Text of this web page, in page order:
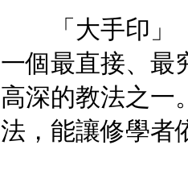
「大手印」（
一個最直接、最
高深的教法之一
法，能讓修學者